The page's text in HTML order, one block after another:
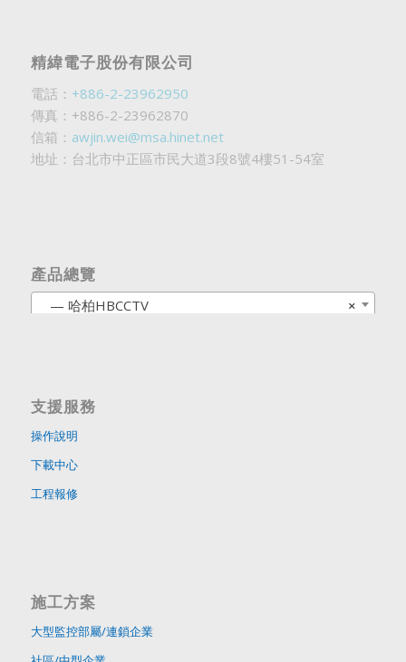
精緯電子股份有限公司
電話： +886-2-23962950
傳真：+886-2-23962870
信箱： awjin.wei@msa.hinet.net
地址：台北市中正區市民大道3段8號4樓51-54室
產品總覽
×
— 哈柏HBCCTV
支援服務
操作說明
下載中心
工程報修
施工方案
大型監控部屬/連鎖企業